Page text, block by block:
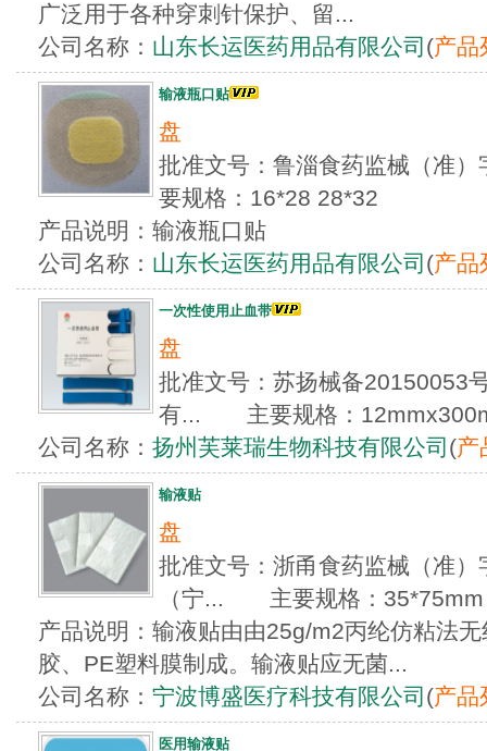
广泛用于各种穿刺针保护、留...
公司名称： 山东长运医药用品有限公司 (产品
输液瓶口贴
盘
批准文号：鲁淄食药监械（
要规格：16*28 28*32
产品说明：输液瓶口贴
公司名称： 山东长运医药用品有限公司 (产品
一次性使用止血带
盘
批准文号：苏扬械备20150053
有... 主要规格：
公司名称： 扬州芙莱瑞生物科技有限公司 (产
输液贴
盘
批准文号：浙甬食药监械（准
（宁... 主要规格：35*75mm
产品说明：输液贴由由25g/m2丙纶仿粘法
胶、PE塑料膜制成。输液贴应无菌...
公司名称： 宁波博盛医疗科技有限公司 (产品
医用输液贴